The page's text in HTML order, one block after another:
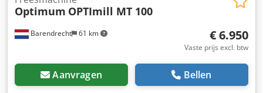
Barendrecht 61 km
Optimum OPTImill MT 100
€ 6.950
Vaste prijs excl. btw
Aanvragen Bellen